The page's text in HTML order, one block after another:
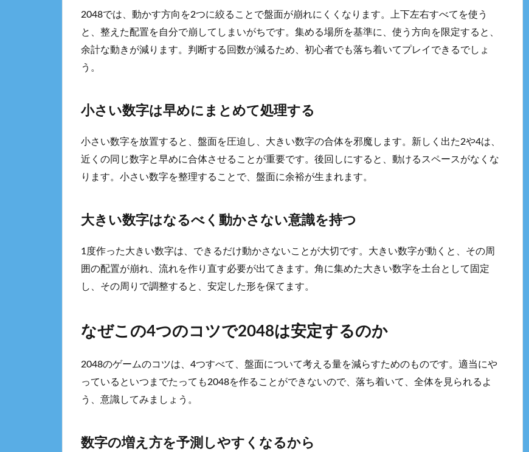
2048では、動かす方向を2つに絞ることで盤面が崩れにくくなります。上下左右すべてを使う
と、整えた配置を自分で崩してしまいがちです。集める場所を基準に、使う方向を限定すると、
余計な動きが減ります。判断する回数が減るため、初心者でも落ち着いてプレイできるでしょ
う。
小さい数字は早めにまとめて処理する
小さい数字を放置すると、盤面を圧迫し、大きい数字の合体を邪魔します。新しく出た2や4は、
近くの同じ数字と早めに合体させることが重要です。後回しにすると、動けるスペースがなくな
ります。小さい数字を整理することで、盤面に余裕が生まれます。
大きい数字はなるべく動かさない意識を持つ
1度作った大きい数字は、できるだけ動かさないことが大切です。大きい数字が動くと、その周
囲の配置が崩れ、流れを作り直す必要が出てきます。角に集めた大きい数字を土台として固定
し、その周りで調整すると、安定した形を保てます。
なぜこの4つのコツで2048は安定するのか
2048のゲームのコツは、4つすべて、盤面について考える量を減らすためのものです。適当にや
っているといつまでたっても2048を作ることができないので、落ち着いて、全体を見られるよ
う、意識してみましょう。
数字の増え方を予測しやすくなるから